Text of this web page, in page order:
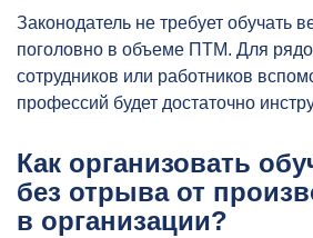
Законодатель не требует обучать
поголовно в объеме ПТМ. Для
сотрудников или работников
профессий будет достаточно
Как организовать
без отрыва от
в организации?